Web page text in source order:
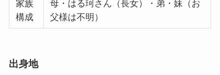
家族
構成
母・はる珂さん（長女）・弟・妹（お
父様は不明）
出身地